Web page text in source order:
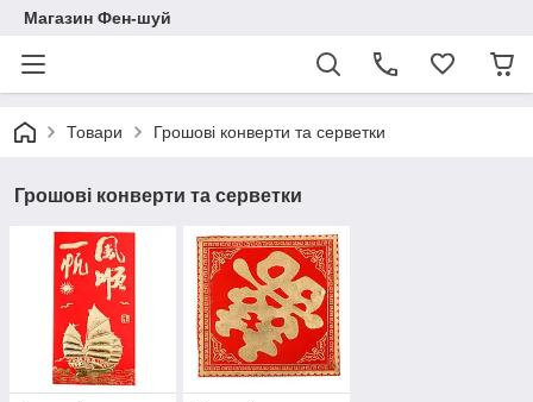
Магазин Фен-шуй
Товари Грошові конверти та серветки
Грошові конверти та серветки